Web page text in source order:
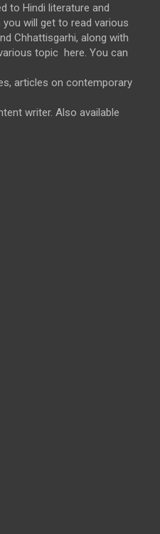
to Hindi literature and
will get to read various
Chhattisgarhi, along with
topic here. You can
articles on contemporary
writer. Also available